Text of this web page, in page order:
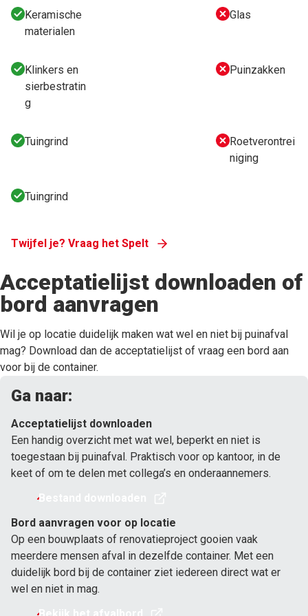
Keramische
materialen
Glas
Klinkers en
sierbestratin
g
Puinzakken
Tuingrind
Roetverontrei
niging
Tuingrind
Twijfel je? Vraag het Spelt
Acceptatielijst downloaden of
bord aanvragen
Wil je op locatie duidelijk maken wat wel en niet bij puinafval
mag? Download dan de acceptatielijst of vraag een bord aan
voor bij de container.
Ga naar:
Acceptatielijst downloaden
Een handig overzicht met wat wel, beperkt en niet is
toegestaan bij puinafval. Praktisch voor op kantoor, in de
keet of om te delen met collega’s en onderaannemers.
Bestand downloaden
Bord aanvragen voor op locatie
Op een bouwplaats of renovatieproject gooien vaak
meerdere mensen afval in dezelfde container. Met een
duidelijk bord bij de container ziet iedereen direct wat er
wel en niet in mag.